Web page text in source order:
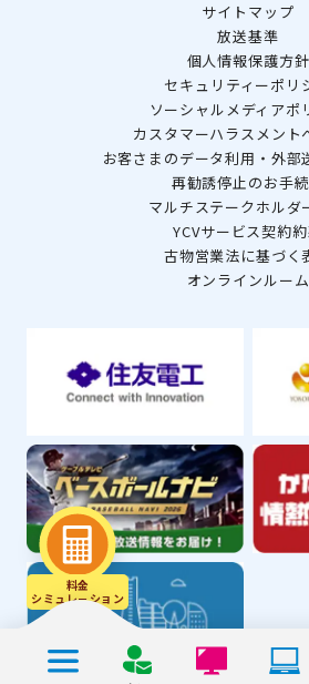
料金
シミュレ－ション
サイトマップ
放送基準
個人情報保護方針
セキュリティーポリ
ソーシャルメディアポ
カスタマーハラスメント
お客さまのデータ利用・外部
再勧誘停止のお手
マルチステークホルダ
YCVサービス契約
古物営業法に基づく
オンラインルーム